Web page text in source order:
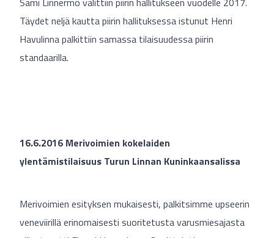
Täydet neljä kautta piirin hallituksessa istunut Henri
Havulinna palkittiin samassa tilaisuudessa piirin
standaarilla.
16.6.2016 Merivoimien kokelaiden
ylentämistilaisuus Turun Linnan Kuninkaansalissa
Merivoimien esityksen mukaisesti, palkitsimme upseerin
veneviirillä erinomaisesti suoritetusta varusmiesajasta